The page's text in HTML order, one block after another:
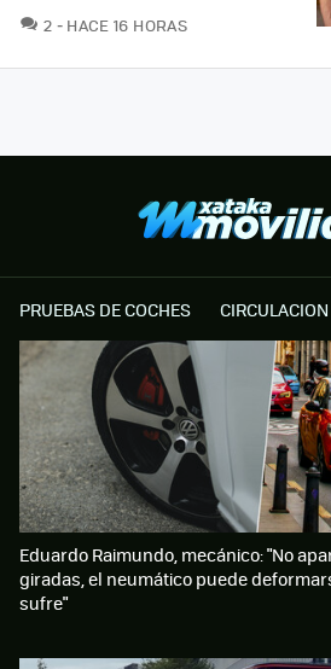
2 COMENTARIOS
HACE 16 HORAS
PRUEBAS DE COCHES CIRCULACION
Eduardo Raimundo, mecánico: "No
giradas, el neumático puede
sufre"